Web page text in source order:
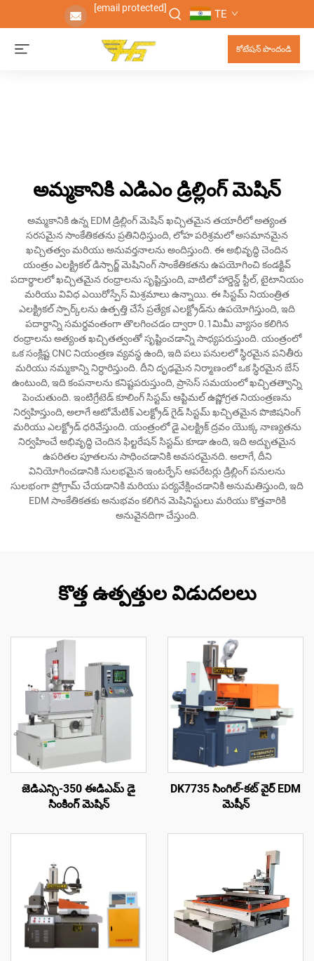
[email protected] TE
కోటేషన్ పొందండి
అమ్మకానికి ఎడిఎం డ్రిల్లింగ్ మెషిన్
అమ్మకానికి ఉన్న EDM డ్రిల్లింగ్ మెషిన్ ఖచ్చితమైన తయారీలో అత్యంత
సరసమైన సాంకేతికతను ప్రతినిధిస్తుంది, లోహ పరిశ్రమలో అసమానమైన
ఖచ్చితత్వం మరియు అనువర్తనాలను అందిస్తుంది. ఈ అభివృద్ధి చెందిన
యంత్రం ఎలక్ట్రికల్ డిస్చార్జ్ మెషినింగ్ సాంకేతికతను ఉపయోగించి కండక్టివ్
పదార్థాలలో ఖచ్చితమైన రంధ్రాలను సృష్టిస్తుంది, వాటిలో హార్డెన్డ్ స్టీల్, టైటానియం
మరియు వివిధ ఎయిరోస్పేస్ మిశ్రమాలు ఉన్నాయి. ఈ సిస్టమ్ నియంత్రిత
ఎలక్ట్రికల్ స్పార్క్‌లను ఉత్పత్తి చేసే ప్రత్యేక ఎలక్ట్రోడ్‌ను ఉపయోగిస్తుంది, ఇది
పదార్థాన్ని సమర్థవంతంగా తొలగించడం ద్వారా 0.1మిమీ వ్యాసం కలిగిన
రంధ్రాలను అత్యంత ఖచ్చితత్వంతో సృష్టించడాన్ని సాధ్యపరుస్తుంది. యంత్రంలో
ఒక సంక్లిష్ట CNC నియంత్రణ వ్యవస్థ ఉంది, ఇది పలు పనులలో స్థిరమైన పనితీరు
మరియు నమ్మకాన్ని నిర్ధారిస్తుంది. దీని దృఢమైన నిర్మాణంలో ఒక స్థిరమైన బేస్
ఉంటుంది, ఇది కంపనాలను కనిష్టపరుస్తుంది, ప్రాసెస్ సమయంలో ఖచ్చితత్వాన్ని
పెంచుతుంది. ఇంటిగ్రేటెడ్ కూలింగ్ సిస్టమ్ ఆప్టిమల్ ఉష్ణోగ్రత నియంత్రణను
నిర్వహిస్తుంది, అలాగే ఆటోమేటిక్ ఎలక్ట్రోడ్ గైడ్ సిస్టమ్ ఖచ్చితమైన పొజిషనింగ్
మరియు ఎలక్ట్రోడ్ ధరివేస్తుంది. యంత్రంలో డై ఎలక్ట్రిక్ ద్రవం యొక్క నాణ్యతను
నిర్వహించే అభివృద్ధి చెందిన ఫిల్టరేషన్ సిస్టమ్ కూడా ఉంది, ఇది అద్భుతమైన
ఉపరితల పూతలను సాధించడానికి అవసరమైనది. అలాగే, దీని
వినియోగించడానికి సులభమైన ఇంటర్ఫేస్ ఆపరేటర్లు డ్రిల్లింగ్ పనులను
సులభంగా ప్రోగ్రామ్ చేయడానికి మరియు పర్యవేక్షించడానికి అనుమతిస్తుంది, ఇది
EDM సాంకేతికతకు అనుభవం కలిగిన మెషినిస్టులు మరియు కొత్తవారికి
అనువైనదిగా చేస్తుంది.
కొత్త ఉత్పత్తుల విడుదలలు
జెడిఎన్సి-350 ఈడిఎమ్ డై
సింకింగ్ మెషిన్
DK7735 సింగిల్-కట్ వైర్ EDM
మెషీన్